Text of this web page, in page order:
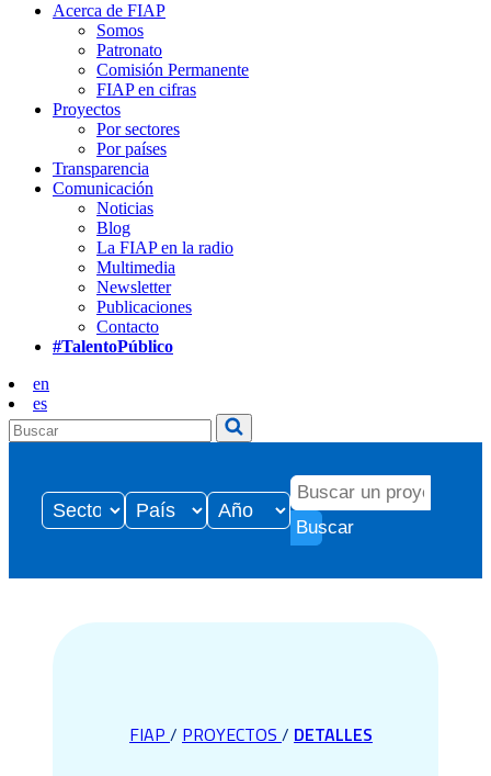
Acerca de FIAP
Somos
Patronato
Comisión Permanente
FIAP en cifras
Proyectos
Por sectores
Por países
Transparencia
Comunicación
Noticias
Blog
La FIAP en la radio
Multimedia
Newsletter
Publicaciones
Contacto
#TalentoPúblico
en
es
Buscar
FIAP / PROYECTOS / DETALLES